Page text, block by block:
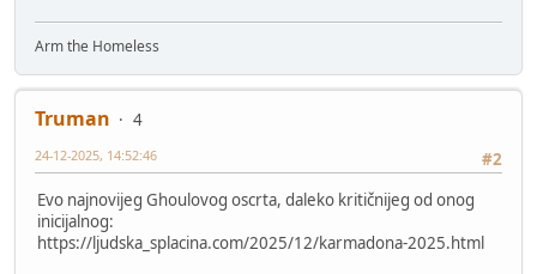
Arm the Homeless
Truman
4
#2
24-12-2025, 14:52:46
Evo najnovijeg Ghoulovog oscrta, daleko kritičnijeg od onog
inicijalnog:
https://ljudska_splacina.com/2025/12/karmadona-2025.html